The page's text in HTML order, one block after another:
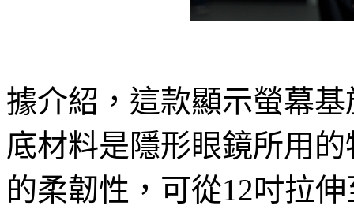
據介紹，這款顯示螢幕
底材料是隱形眼鏡所用
的柔韌性，可從12吋拉